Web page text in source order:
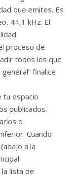
que emites. Es
44,1 kHz. El
proceso de
todos los que
finalice
tu espacio
publicados.
o
Cuando
a la
lista de